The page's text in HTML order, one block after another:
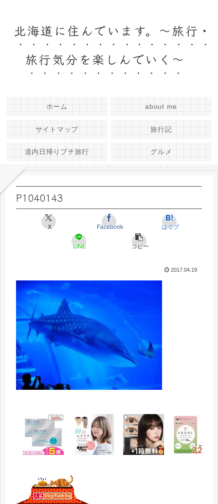
北海道に住んでいます。～旅行・
旅行気分を楽しんでいく～
ホーム about me
サイトマップ 旅行記
道内日帰りプチ旅行 グルメ
P1040143
X Facebook はてブ
LINE コピー
2017.04.19